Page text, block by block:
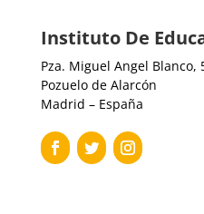
Instituto De
Pza. Miguel Angel Blanco,
Pozuelo de Alarcón
Madrid – España